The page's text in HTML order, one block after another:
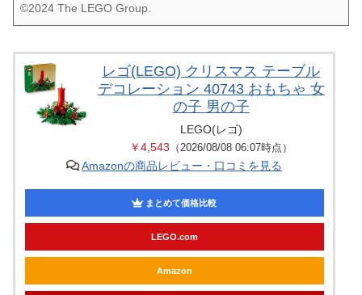
©2024 The LEGO Group.
レゴ(LEGO) クリスマス テーブル
デコレーション 40743 おもちゃ 女
の子 男の子
LEGO(レゴ)
￥4,543 （2026/08/08 06:07時点）
Amazonの商品レビュー・口コミを見る
まとめて価格比較
LEGO.com
Amazon